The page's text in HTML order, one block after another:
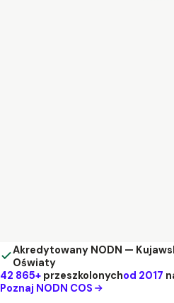
Akredytowany NODN —
Oświaty
42 865+ przeszkolonychod 2017
Poznaj NODN COS